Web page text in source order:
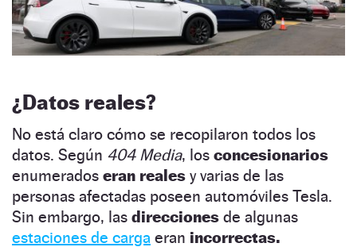
¿Datos reales?
No está claro cómo se recopilaron todos los
datos. Según 404 Media, los concesionarios
enumerados eran reales y varias de las
personas afectadas poseen automóviles Tesla.
Sin embargo, las direcciones de algunas
estaciones de carga eran incorrectas.